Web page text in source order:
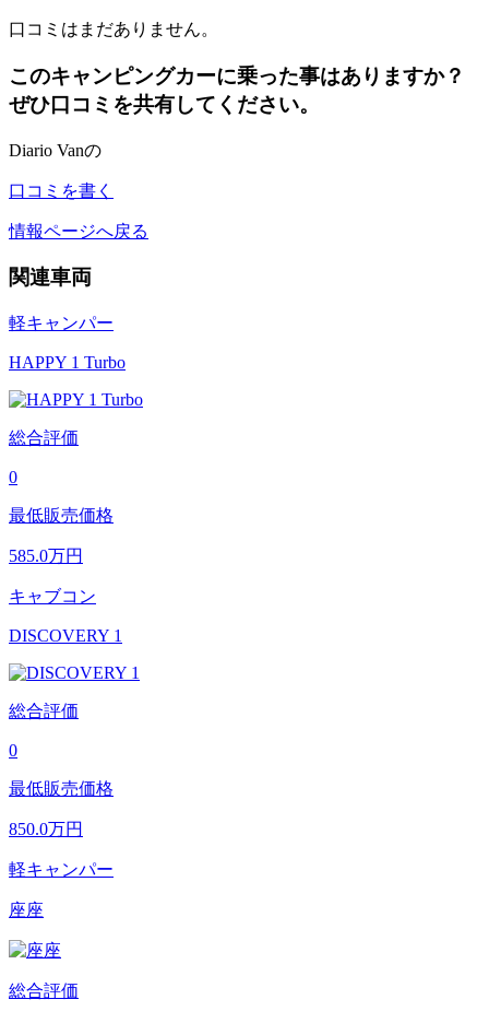
口コミはまだありません。
このキャンピングカーに乗った事はありますか？
ぜひ口コミを共有してください。
Diario Vanの
口コミを書く
情報ページへ戻る
関連車両
軽キャンパー
HAPPY 1 Turbo
総合評価
0
最低販売価格
585.0万円
キャブコン
DISCOVERY 1
総合評価
0
最低販売価格
850.0万円
軽キャンパー
座座
総合評価